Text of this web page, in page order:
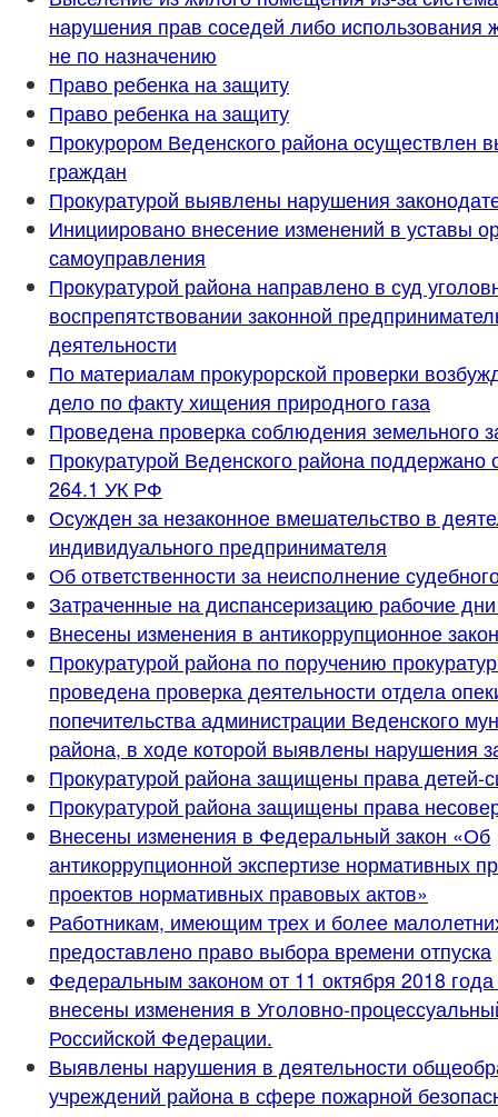
нарушения прав соседей либо использования
не по назначению
Право ребенка на защиту
Право ребенка на защиту
Прокурором Веденского района осуществлен
граждан
Прокуратурой выявлены нарушения
Инициировано внесение изменений в уставы
самоуправления
Прокуратурой района направлено в суд
воспрепятствовании законной
деятельности
По материалам прокурорской проверки
дело по факту хищения природного газа
Проведена проверка соблюдения земельного
Прокуратурой Веденского района поддержано
264.1 УК РФ
Осужден за незаконное вмешательство в
индивидуального предпринимателя
Об ответственности за неисполнение
Затраченные на диспансеризацию рабочие
Внесены изменения в антикоррупционное
Прокуратурой района по поручению
проведена проверка деятельности отдела
попечительства администрации Веденского
района, в ходе которой выявлены нарушения
Прокуратурой района защищены права детей-
Прокуратурой района защищены права
Внесены изменения в Федеральный закон «Об
антикоррупционной экспертизе нормативных
проектов нормативных правовых актов»
Работникам, имеющим трех и более
предоставлено право выбора времени отпуска
Федеральным законом от 11 октября 2018
внесены изменения в Уголовно-
Российской Федерации.
Выявлены нарушения в деятельности
учреждений района в сфере пожарной